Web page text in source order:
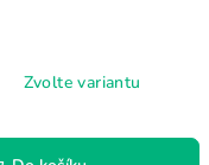
Zvolte variantu